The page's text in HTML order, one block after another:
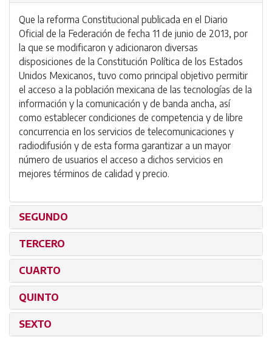
Que la reforma Constitucional publicada en el Diario
Oficial de la Federación de fecha 11 de junio de 2013, por
la que se modificaron y adicionaron diversas
disposiciones de la Constitución Política de los Estados
Unidos Mexicanos, tuvo como principal objetivo permitir
el acceso a la población mexicana de las tecnologías de la
información y la comunicación y de banda ancha, así
como establecer condiciones de competencia y de libre
concurrencia en los servicios de telecomunicaciones y
radiodifusión y de esta forma garantizar a un mayor
número de usuarios el acceso a dichos servicios en
mejores términos de calidad y precio.
SEGUNDO
TERCERO
CUARTO
QUINTO
SEXTO